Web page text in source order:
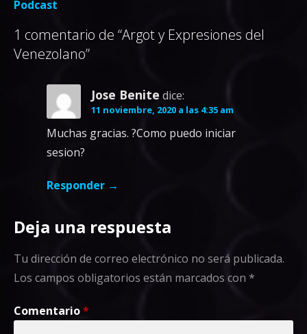
Podcast
1 comentario de “Argot y Expresiones del
Venezolano”
Jose Benite dice:
11 noviembre, 2020 a las 4:35 am
Muchas gracias. ?Como puedo iniciar
sesion?
Responder
Deja una respuesta
Tu dirección de correo electrónico no será publicada.
Los campos obligatorios están marcados con *
Comentario*